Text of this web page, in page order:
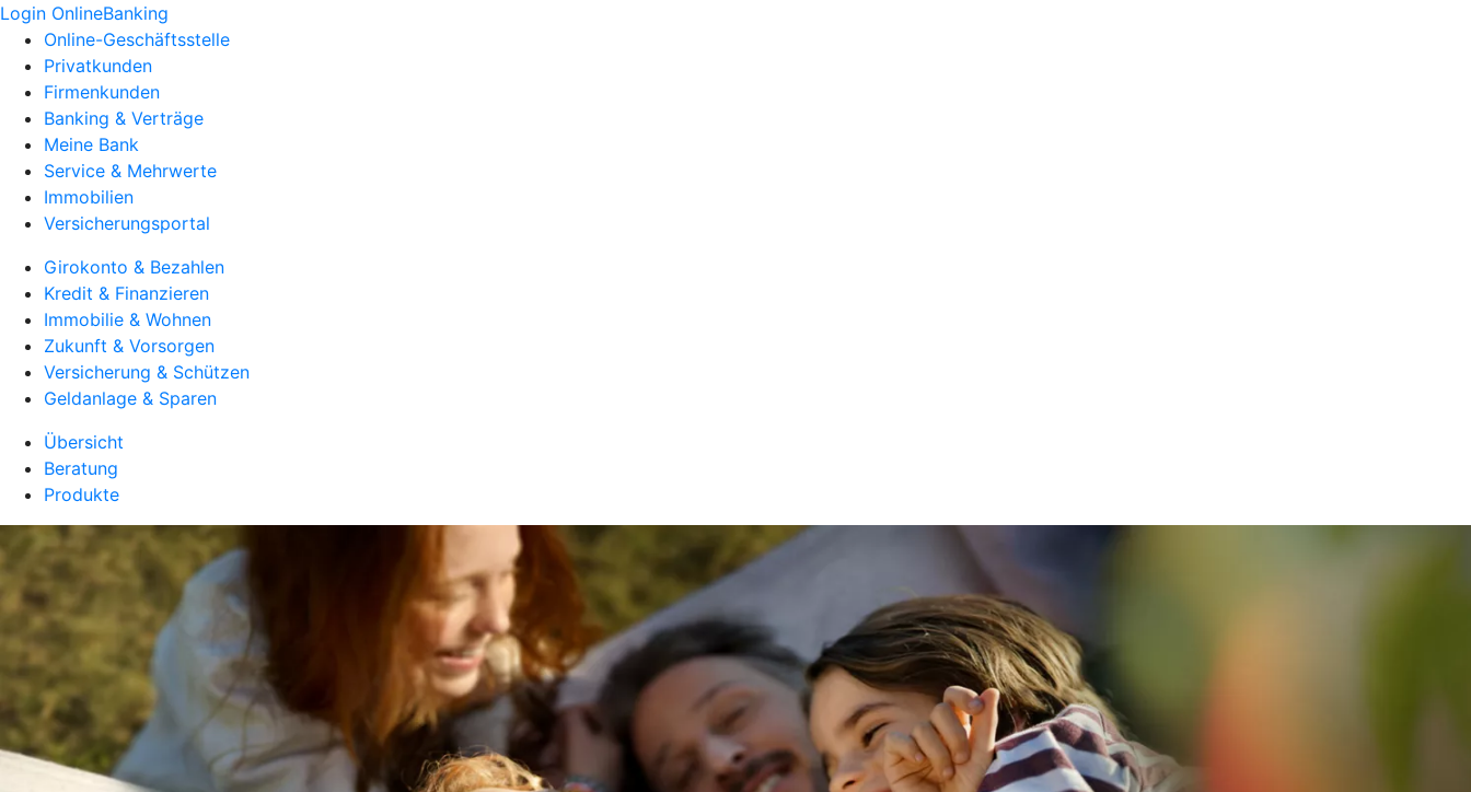
Login OnlineBanking
Online-Geschäftsstelle
Privatkunden
Firmenkunden
Banking & Verträge
Meine Bank
Service & Mehrwerte
Immobilien
Versicherungsportal
Girokonto & Bezahlen
Kredit & Finanzieren
Immobilie & Wohnen
Zukunft & Vorsorgen
Versicherung & Schützen
Geldanlage & Sparen
Übersicht
Beratung
Produkte